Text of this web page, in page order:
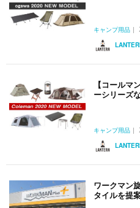
キャンプ用品
【コールマ
ーシリーズ
キャンプ用品
ワークマン
タイルを提